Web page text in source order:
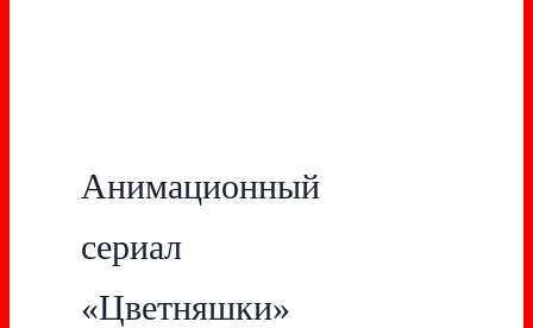
Анимационный
сериал
«Цветняшки»